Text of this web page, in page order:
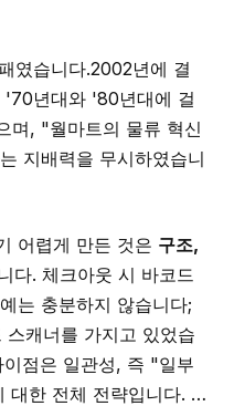
였습니다.2002년에 결
'70년대와 '80년대에 걸
며, "월마트의 물류 혁신
지배력을 무시하였습니
어렵게 만든 것은 구조,
다. 체크아웃 시 바코드
는 충분하지 않습니다;
캐너를 가지고 있었습
점은 일관성, 즉 "일부
대한 전체 전략입니다. …